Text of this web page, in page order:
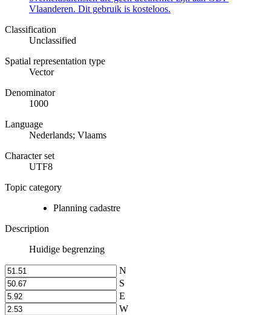
Vlaanderen. Dit gebruik is kosteloos.
Classification
Unclassified
Spatial representation type
Vector
Denominator
1000
Language
Nederlands; Vlaams
Character set
UTF8
Topic category
Planning cadastre
Description
Huidige begrenzing
N
S
E
W